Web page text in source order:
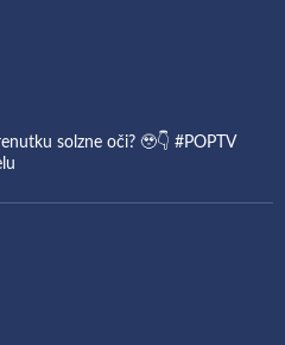
solzne oči? 🥹👇 #POPTV